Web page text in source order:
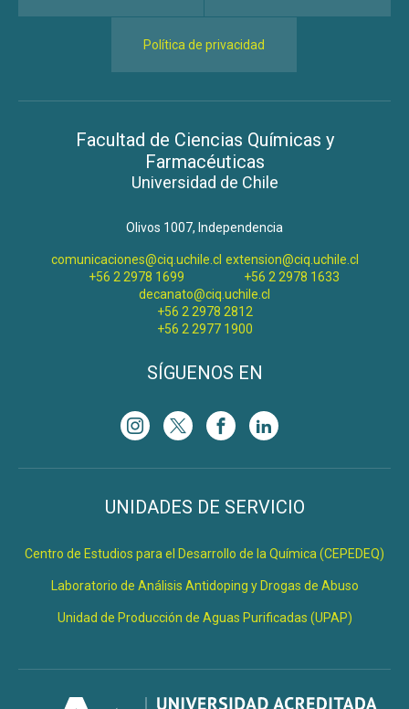
Política de privacidad
Facultad de Ciencias Químicas y
Farmacéuticas
Universidad de Chile
Olivos 1007, Independencia
comunicaciones@ciq.uchile.cl
+56 2 2978 1699
extension@ciq.uchile.cl
+56 2 2978 1633
decanato@ciq.uchile.cl
+56 2 2978 2812
+56 2 2977 1900
SÍGUENOS EN
UNIDADES DE SERVICIO
Centro de Estudios para el Desarrollo de la Química (CEPEDEQ)
Laboratorio de Análisis Antidoping y Drogas de Abuso
Unidad de Producción de Aguas Purificadas (UPAP)